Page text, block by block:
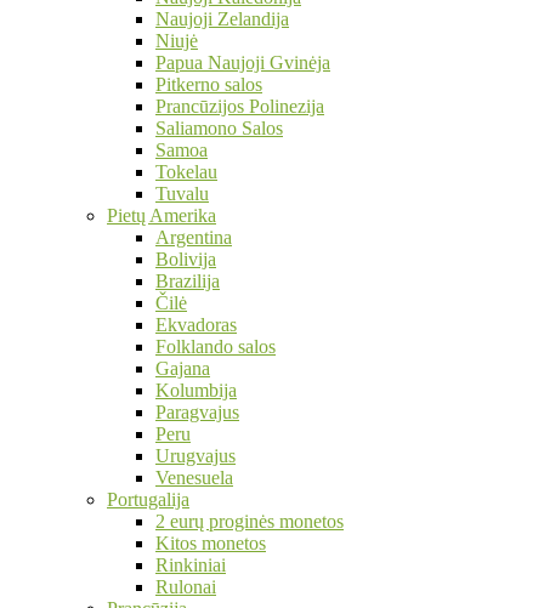
Naujoji Zelandija
Niujė
Papua Naujoji Gvinėja
Pitkerno salos
Prancūzijos Polinezija
Saliamono Salos
Samoa
Tokelau
Tuvalu
Pietų Amerika
Argentina
Bolivija
Brazilija
Čilė
Ekvadoras
Folklando salos
Gajana
Kolumbija
Paragvajus
Peru
Urugvajus
Venesuela
Portugalija
2 eurų proginės monetos
Kitos monetos
Rinkiniai
Rulonai